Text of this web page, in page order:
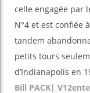
celle engagée par
N°4 et est confiée
tandem
petits tours
d’Indianapolis en
Bill PACK|